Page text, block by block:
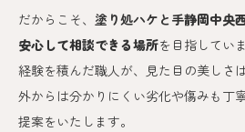
だからこそ、 塗り処ハケと手静岡中央
安心して相談できる場所を目指してい
経験を積んだ職人が、見た目の美しさは
外からは分かりにくい劣化や傷みも丁
提案をいたします。